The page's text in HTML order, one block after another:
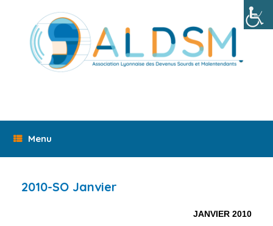
Menu
2010-SO Janvier
JANVIER 2010